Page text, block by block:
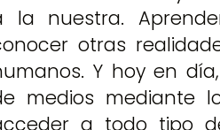
la nuestra.
otras
Y hoy en
medios mediante
a todo tipo